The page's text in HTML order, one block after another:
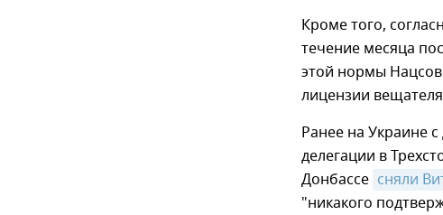
Кроме того,
течение месяца
этой нормы
лицензии
Ранее на Украине
делегации в
Донбассе сняли
"никакого